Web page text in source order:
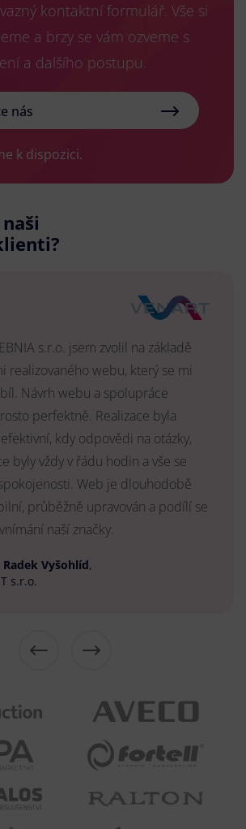
kontaktní formulář. Vše si
a brzy se vám ozveme s
a dalšího postupu.
nás
k dispozici.
s.r.o. jsem zvolil na základě
realizovaného webu, který se mi
Návrh webu a spolupráce
perfektně. Realizace byla
kdy odpovědi na otázky,
byly vždy v řádu hodin a vše se
Web je dlouhodobě
průběžně upravován a podílí se
naší značky.
Radek Vyšohlíd,
s.r.o.